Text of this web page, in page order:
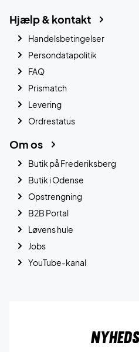
Hjælp & kontakt
Handelsbetingelser
Persondatapolitik
FAQ
Prismatch
Levering
Ordrestatus
Om os
Butik på Frederiksberg
Butik i Odense
Opstrengning
B2B Portal
Løvens hule
Jobs
YouTube-kanal